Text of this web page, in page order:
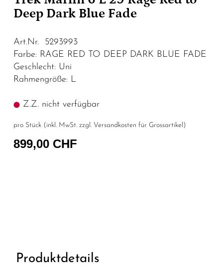
Deep Dark Blue Fade
Art.Nr. 5293993
Farbe: RAGE RED TO DEEP DARK BLUE FADE
Geschlecht: Uni
Rahmengröße: L
Z.Z. nicht verfügbar
pro Stück (inkl. MwSt. zzgl. Versandkosten für Grossartikel )
899,00 CHF
Produktdetails